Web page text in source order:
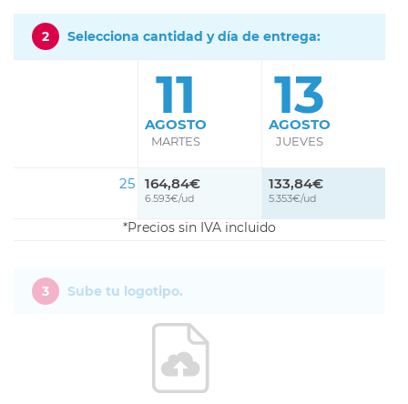
2 Selecciona cantidad y día de entrega:
11
AGOSTO
MARTES
13
AGOSTO
JUEVES
25 164,84€
6.593€/ud
133,84€
5.353€/ud
Precios sin IVA incluido
3 Sube tu logotipo.